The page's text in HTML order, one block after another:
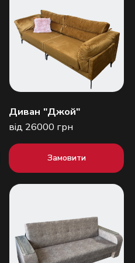
Диван "Джой"
від 26000 грн
Замовити